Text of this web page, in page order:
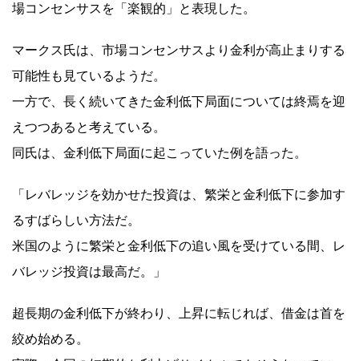
場コンセンサスを「楽観的」と表現した。
マークス氏は、市場コンセンサスより金利が高止まりする
可能性も見ているようだ。
一方で、長く続いてきた金利低下局面については終焉を迎
えつつあると考えている。
同氏は、金利低下局面に起こっていた例を語った。
「レバレッジを効かせた投資は、繁栄と金利低下に参加す
るすばらしい方法だ。
米国のように繁栄と金利低下の追い風を受けている間、レ
バレッジ投資は最高だ。」
超長期の金利低下が終わり、上昇に転じれば、借金は首を
絞め始める。